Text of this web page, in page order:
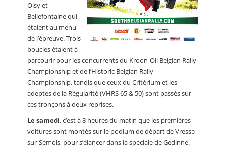
Oisy et
Bellefontaine qui
étaient au menu
de l’épreuve. Trois
boucles étaient à
parcourir pour les concurrents du Kroon-Oil Belgian Rally
Championship et de l’Historic Belgian Rally
Championship, tandis que ceux du Critérium et les
adeptes de la Régularité (VHRS 65 & 50) sont passés sur
ces tronçons à deux reprises.
Le samedi, c’est à 8 heures du matin que les premières
voitures sont montés sur le podium de départ de Vresse-
sur-Semois, pour s’élancer dans la spéciale de Gedinne.